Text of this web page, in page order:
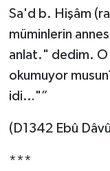
Sa'd b. Hişâm
müminlerin
anlat." dedim. O
okumuyor
idi…"”
(D1342 Ebû
***
Kars